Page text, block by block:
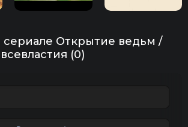
Открытие ведьм /
(0)